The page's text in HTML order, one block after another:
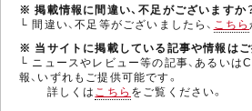
※ 掲載情報に間違い、不足がございますか
└ 間違い、不足等がございましたら、 こちら
※ 当サイトに掲載している記事や情報はご
└ ニュースやレビュー等の記事、あるいは
報、いずれもご提供可能です。
詳しくはこちら をご覧ください。